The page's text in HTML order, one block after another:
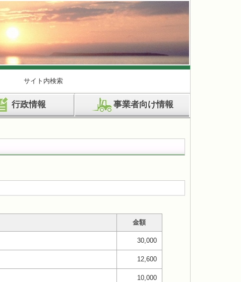
サイト内検索
行政情報 事業者向け情報
金額
30,000
12,600
10,000